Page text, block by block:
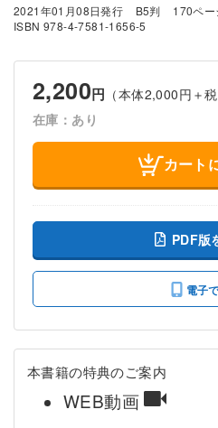
2021年01月08日発行
B5判 170ペー
ISBN 978-4-7581-1656-5
2,200円 （本体2,000円＋税
在庫：あり
カート
PDF版
電子
本書籍の特典のご案内
WEB動画